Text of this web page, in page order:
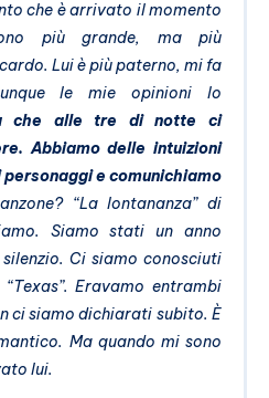
che è arrivato il momento
più grande, ma più
Lui è più paterno, mi fa
le mie opinioni lo
che alle tre di notte ci
Abbiamo delle intuizioni
e comunichiamo
“La lontananza” di
Siamo stati un anno
Ci siamo conosciuti
Eravamo entrambi
ci siamo dichiarati subito. È
Ma quando mi sono
lui.